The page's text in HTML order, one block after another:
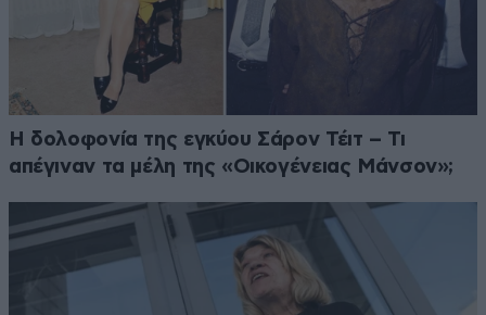
Η δολοφονία της εγκύου Σάρον Τέιτ – Τι
απέγιναν τα μέλη της «Οικογένειας Μάνσον»;